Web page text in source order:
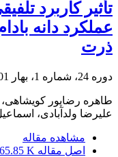
تأثیر کاربرد
عملکرد دانه
ذرت
دوره 24، شماره 1، بهار 1401، صفحه
طاهره رضاپور
علیرضا ولدآبادی،
مشاهده مقاله
اصل مقاله K